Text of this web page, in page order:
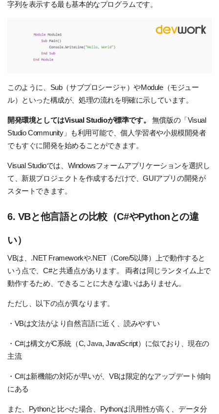
字列を表示する最も基本的なプログラムです。
このように、 Sub（サブプロシージャ）やModule（モジュー
ル）といった構成が、処理の流れを明確に示しています。
開発環境としてはVisual Studioが標準です。
無償版の「Visual
Studio Community」も利用可能で、個人学習者や小規模開発者
でもすぐに開発を始めることができます。
Visual Studioでは、Windowsフォームアプリケーションを選択し
て、新規プロジェクトを作成するだけで、GUIアプリの開発が
スタートできます。
6. VBと他言語との比較（C#やPythonとの違
い）
VBは、.NET Frameworkや.NET（Core/5以降）上で動作すると
いう点で、C#と共通点があります。
両者は同じランタイム上で
動作するため、できることに大きな違いはありません。
ただし、以下の点が異なります。
・VBは文法がより自然言語に近く、読みやすい
・C#は構文がC系統（C,Java, JavaScript）に似ており、現在の
主流
・C#は新機能の対応が早いが、VBは限定的なアップデート傾向
にある
また、Pythonと比べた場合、Pythonは汎用性が高く、データ分